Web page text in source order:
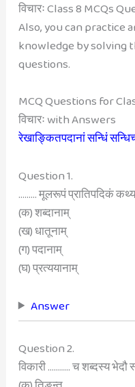
विचारः Class 8 MCQs
Also, you can practice
knowledge by solving
questions.
MCQ Questions for
विचारः with Answers
रेखाङ्कितपदानां सन्धिं
Question 1.
……… मूलरूपं प्रातिपदिकं
(क) शब्दानाम्
(ख) धातूनाम्
(ग) पदानाम्
(घ) प्रत्ययानाम्
Answer
Question 2.
विकारी ……….. च शब्दस्य भेदौ